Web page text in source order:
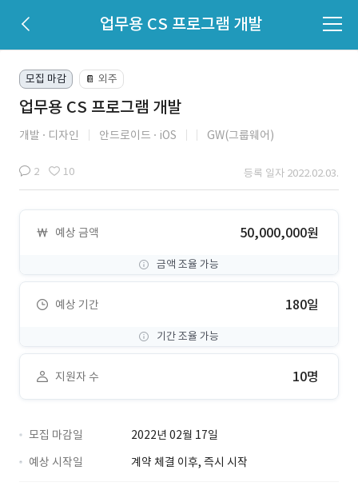
업무용 CS 프로그램 개발
모집 마감 📔 외주
업무용 CS 프로그램 개발
개발 디자인 안드로이드 iOS GW(그룹웨어)
2 10 등록 일자 2022.02.03.
예상 금액 50,000,000원
금액 조율 가능
예상 기간 180일
기간 조율 가능
지원자 수 10명
모집 마감일
2022년 02월 17일
예상 시작일
계약 체결 이후, 즉시 시작